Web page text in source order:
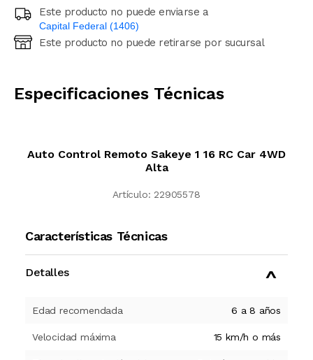
Este producto no puede enviarse a
Capital Federal (1406)
Ingresá código postal (sólo números)
Este producto no puede retirarse por sucursal
Especificaciones Técnicas
Auto Control Remoto Sakeye 1 16 RC Car 4WD
Alta
Artículo: 22905578
Características Técnicas
Detalles
Edad recomendada 6 a 8 años
Velocidad máxima 15 km/h o más